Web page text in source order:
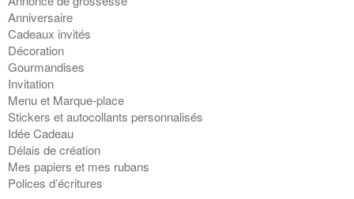
Anniversaire
Cadeaux invités
Décoration
Gourmandises
Invitation
Menu et Marque-place
Stickers et autocollants personnalisés
Idée Cadeau
Délais de création
Mes papiers et mes rubans
Polices d’écritures